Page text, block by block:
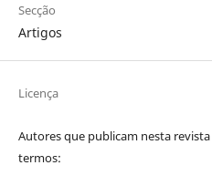
Secção
Artigos
Licença
Autores que publicam nesta
termos: